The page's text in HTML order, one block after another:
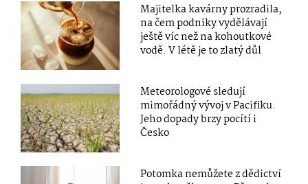
Majitelka kavárny prozradila,
na čem podniky vydělávají
ještě víc než na kohoutkové
vodě. V létě je to zlatý důl
Meteorologové sledují
mimořádný vývoj v Pacifiku.
Jeho dopady brzy pocítí i
Česko
Potomka nemůžete z dědictví